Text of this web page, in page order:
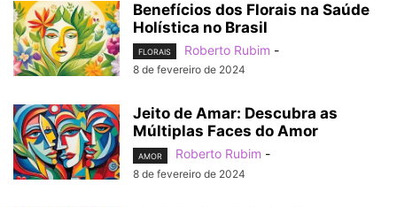
Benefícios dos Florais na Saúde
Holística no Brasil
FLORAIS Roberto Rubim -
8 de fevereiro de 2024
Jeito de Amar: Descubra as
Múltiplas Faces do Amor
AMOR Roberto Rubim -
8 de fevereiro de 2024